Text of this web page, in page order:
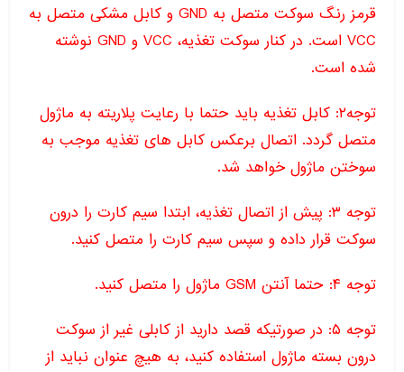
قرمز رنگ سوکت متصل به GND و کابل مشکی متصل به
VCC است. در کنار سوکت تغذیه، VCC و GND نوشته
شده است.
توجه۲: کابل تغذیه باید حتما با رعایت پلاریته به ماژول
متصل گردد. اتصال برعکس کابل های تغذیه موجب به
سوختن ماژول خواهد شد.
توجه ۳: پیش از اتصال تغذیه، ابتدا سیم کارت را درون
سوکت قرار داده و سپس سیم کارت را متصل کنید.
توجه ۴: حتما آنتن GSM ماژول را متصل کنید.
توجه ۵: در صورتیکه قصد دارید از کابلی غیر از سوکت
درون بسته ماژول استفاده کنید، به هیچ عنوان نباید از